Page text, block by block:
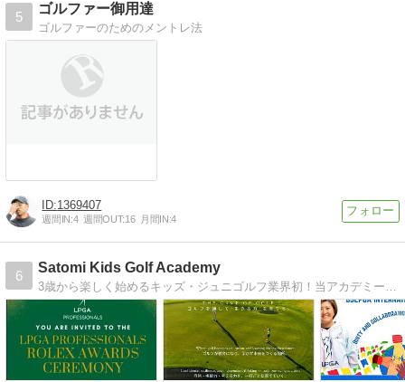
5
ゴルファー御用達
ゴルファーのためのメントレ法
1369407
週間IN:4 週間OUT:16 月間IN:4
6
Satomi Kids Golf Academy
3歳から楽しく始めるキッズ・ジュニゴルフ業界初！当アカデミーでは幼児からゴルフ場で実践レッスンが受けられます。